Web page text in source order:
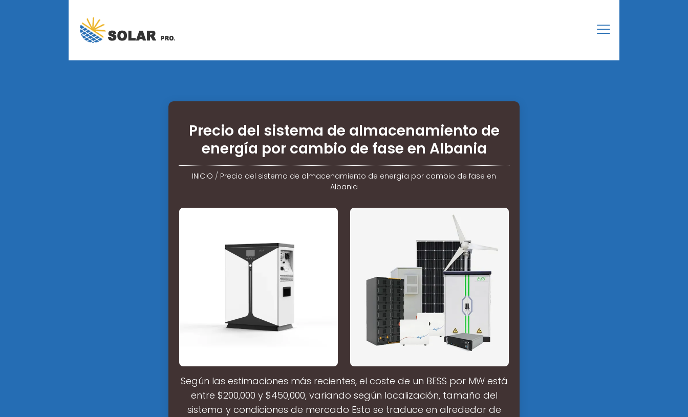
Precio del sistema de almacenamiento de
energía por cambio de fase en Albania
INICIO / Precio del sistema de almacenamiento de energía por cambio de fase en
Albania
Según las estimaciones más recientes, el coste de un BESS por MW está
entre $200,000 y $450,000, variando según localización, tamaño del
sistema y condiciones de mercado Esto se traduce en alrededor de